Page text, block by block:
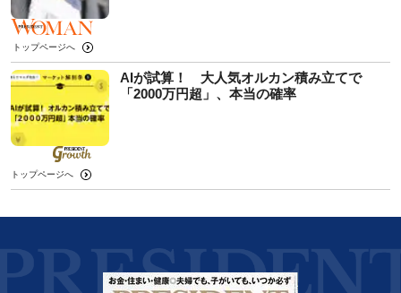
トップページへ
AIが試算！ 大人気オルカン積み立てで
「2000万円超」、本当の確率
トップページへ